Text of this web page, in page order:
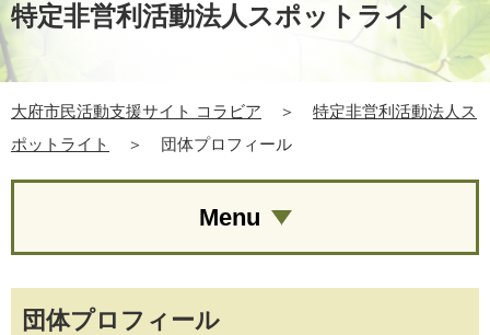
特定非営利活動法人スポットライト
大府市民活動支援サイト コラビア ＞
特定非営利活動法人ス
ポットライト
＞ 団体プロフィール
団体プロフィール
Menu